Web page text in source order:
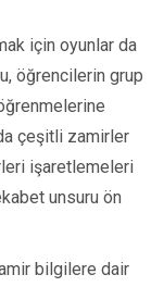
için oyunlar da
öğrencilerin grup
çeşitli zamirler
işaretlemeleri
unsuru ön
bilgilere dair